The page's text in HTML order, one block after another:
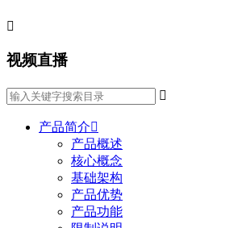

视频直播

产品简介
产品概述
核心概念
基础架构
产品优势
产品功能